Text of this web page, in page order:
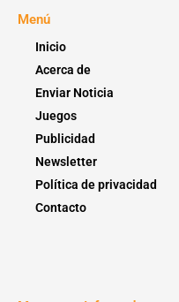
Menú
Inicio
Acerca de
Enviar Noticia
Juegos
Publicidad
Newsletter
Política de privacidad
Contacto